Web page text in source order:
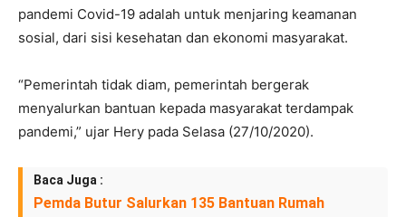
pandemi Covid-19 adalah untuk menjaring keamanan
sosial, dari sisi kesehatan dan ekonomi masyarakat.
“Pemerintah tidak diam, pemerintah bergerak
menyalurkan bantuan kepada masyarakat terdampak
pandemi,” ujar Hery pada Selasa (27/10/2020).
Baca Juga :
Pemda Butur Salurkan 135 Bantuan Rumah